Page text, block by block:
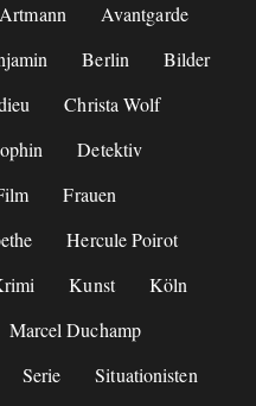
Artmann
Avantgarde
Berlin
Bilder
Christa Wolf
Detektiv
Frauen
Hercule Poirot
Kunst
Köln
Marcel Duchamp
Serie
Situationisten